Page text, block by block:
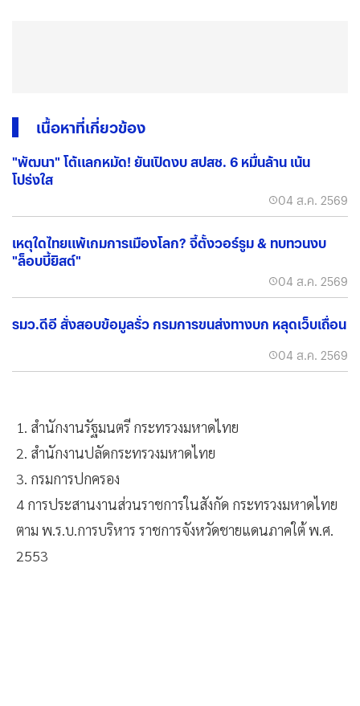
เนื้อหาที่เกี่ยวข้อง
"พัฒนา" โต้แลกหมัด! ยันเปิดงบ สปสช. 6 หมื่นล้าน เน้น
โปร่งใส
04 ส.ค. 2569
เหตุใดไทยแพ้เกมการเมืองโลก? จี้ตั้งวอร์รูม & ทบทวนงบ
"ล็อบบี้ยิสต์"
04 ส.ค. 2569
รมว.ดีอี สั่งสอบข้อมูลรั่ว กรมการขนส่งทางบก หลุดเว็บเถื่อน
04 ส.ค. 2569
1. สำนักงานรัฐมนตรี กระทรวงมหาดไทย
2. สำนักงานปลัดกระทรวงมหาดไทย
3. กรมการปกครอง
4 การประสานงานส่วนราชการในสังกัด กระทรวงมหาดไทย
ตาม พ.ร.บ.การบริหาร ราชการจังหวัดชายแดนภาคใต้ พ.ศ.
2553